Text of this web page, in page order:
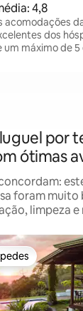
4,8
acomodações
dos
um máximo de
por
ótimas
foram muito
limpeza e
dos